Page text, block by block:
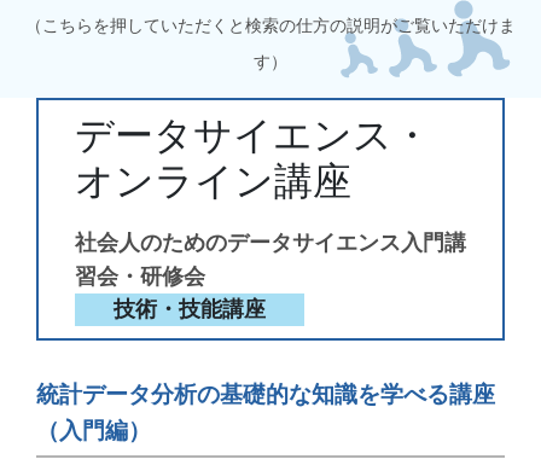
（こちらを押していただくと検索の仕方の説明がご覧いただけま
す）
データサイエンス・
オンライン講座
社会人のためのデータサイエンス入門講
習会・研修会
技術・技能講座
統計データ分析の基礎的な知識を学べる講座
（入門編）